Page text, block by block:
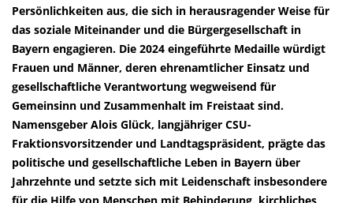
Persönlichkeiten aus, die sich in herausragender Weise für
das soziale Miteinander und die Bürgergesellschaft in
Bayern engagieren. Die 2024 eingeführte Medaille würdigt
Frauen und Männer, deren ehrenamtlicher Einsatz und
gesellschaftliche Verantwortung wegweisend für
Gemeinsinn und Zusammenhalt im Freistaat sind.
Namensgeber Alois Glück, langjähriger CSU-
Fraktionsvorsitzender und Landtagspräsident, prägte das
politische und gesellschaftliche Leben in Bayern über
Jahrzehnte und setzte sich mit Leidenschaft insbesondere